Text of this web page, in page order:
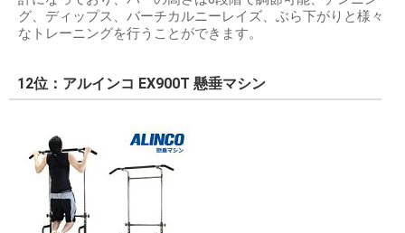
グ、ディップス、バーチカルニーレイズ、ぶら下がりと様々
なトレーニングを行うことができます。
12位：アルインコ EX900T 懸垂マシン